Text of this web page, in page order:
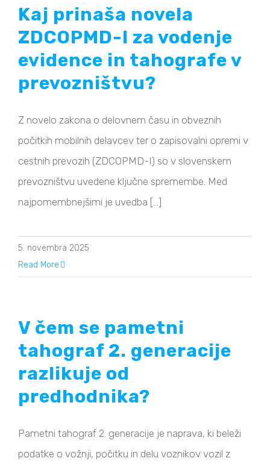
Kaj prinaša novela
ZDCOPMD-I za vodenje
evidence in tahografe v
prevozništvu?
Z novelo zakona o delovnem času in obveznih
počitkih mobilnih delavcev ter o zapisovalni opremi v
cestnih prevozih (ZDCOPMD-I) so v slovenskem
prevozništvu uvedene ključne spremembe. Med
najpomembnejšimi je uvedba [...]
5. novembra 2025
Read More
V čem se pametni
tahograf 2. generacije
razlikuje od
predhodnika?
Pametni tahograf 2. generacije je naprava, ki beleži
podatke o vožnji, počitku in delu voznikov vozil z